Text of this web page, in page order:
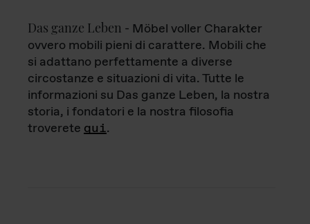
Das ganze Leben - Möbel voller Charakter
ovvero mobili pieni di carattere. Mobili che
si adattano perfettamente a diverse
circostanze e situazioni di vita. Tutte le
informazioni su Das ganze Leben, la nostra
storia, i fondatori e la nostra filosofia
troverete qui.